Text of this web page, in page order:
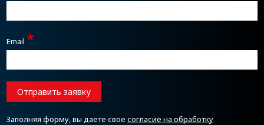
Email *
Отправить заявку
Заполняя форму, вы даете своесогласие на обработку